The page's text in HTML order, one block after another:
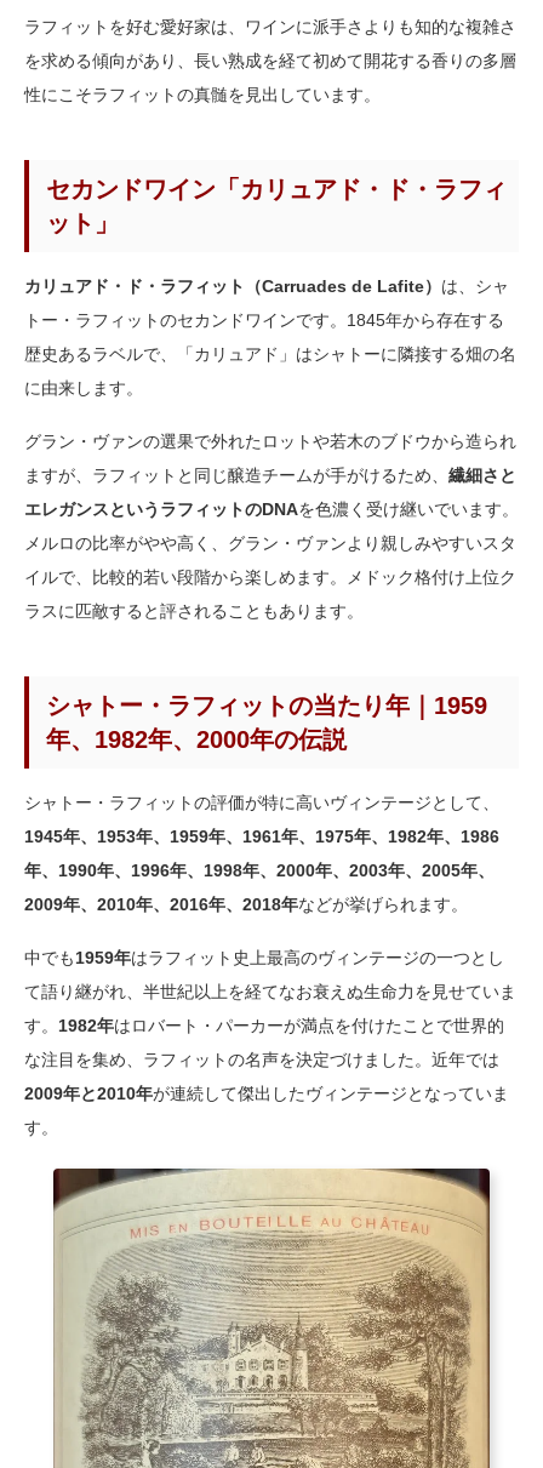
ラフィットを好む愛好家は、ワインに派手さよりも知的な複雑さ
を求める傾向があり、長い熟成を経て初めて開花する香りの多層
性にこそラフィットの真髄を見出しています。
セカンドワイン「カリュアド・ド・ラフィ
ット」
カリュアド・ド・ラフィット（Carruades de Lafite） は、シャ
トー・ラフィットのセカンドワインです。1845年から存在する
歴史あるラベルで、「カリュアド」はシャトーに隣接する畑の名
に由来します。
グラン・ヴァンの選果で外れたロットや若木のブドウから造られ
ますが、ラフィットと同じ醸造チームが手がけるため、 繊細さと
エレガンスというラフィットのDNAを色濃く受け継いでいます。
メルロの比率がやや高く、グラン・ヴァンより親しみやすいスタ
イルで、比較的若い段階から楽しめます。メドック格付け上位ク
ラスに匹敵すると評されることもあります。
シャトー・ラフィットの当たり年｜1959
年、1982年、2000年の伝説
シャトー・ラフィットの評価が特に高いヴィンテージとして、
1945年、1953年、1959年、1961年、1975年、1982年、1986
年、1990年、1996年、1998年、2000年、2003年、2005年、
2009年、2010年、2016年、2018年などが挙げられます。
中でも1959年はラフィット史上最高のヴィンテージの一つとし
て語り継がれ、半世紀以上を経てなお衰えぬ生命力を見せていま
す。 1982年はロバート・パーカーが満点を付けたことで世界的
な注目を集め、ラフィットの名声を決定づけました。近年では
2009年と2010年が連続して傑出したヴィンテージとなっていま
す。